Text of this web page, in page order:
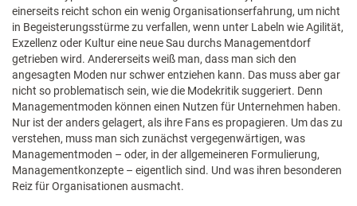
einerseits reicht schon ein wenig Organisationserfahrung, um nicht
in Begeisterungsstürme zu verfallen, wenn unter Labeln wie Agilität,
Exzellenz oder Kultur eine neue Sau durchs Managementdorf
getrieben wird. Andererseits weiß man, dass man sich den
angesagten Moden nur schwer entziehen kann. Das muss aber gar
nicht so problematisch sein, wie die Modekritik suggeriert. Denn
Managementmoden können einen Nutzen für Unternehmen haben.
Nur ist der anders gelagert, als ihre Fans es propagieren. Um das zu
verstehen, muss man sich zunächst vergegenwärtigen, was
Managementmoden – oder, in der allgemeineren Formulierung,
Managementkonzepte – eigentlich sind. Und was ihren besonderen
Reiz für Organisationen ausmacht.